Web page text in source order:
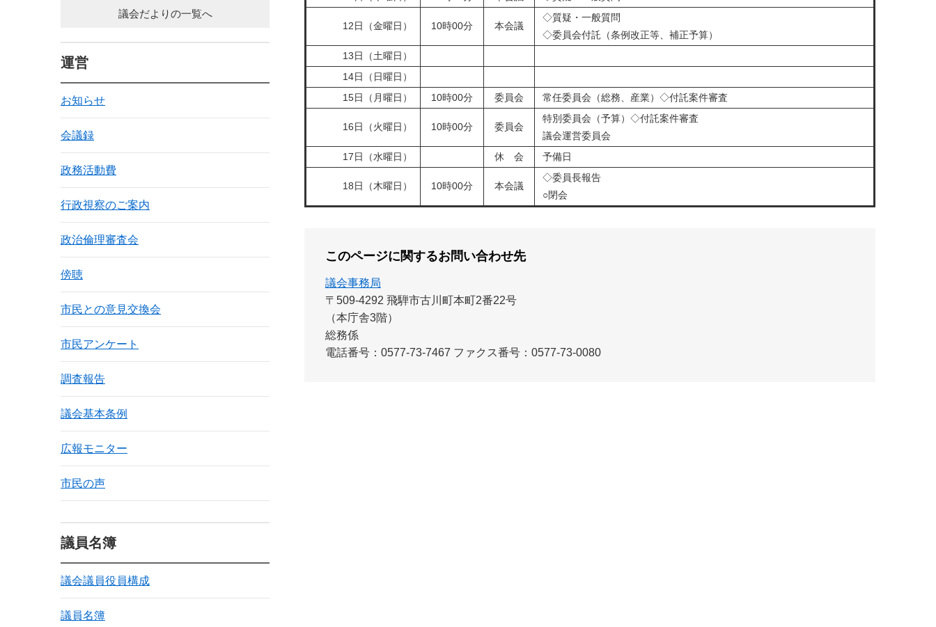
議会だよりの一覧へ
運営
お知らせ
会議録
政務活動費
行政視察のご案内
政治倫理審査会
傍聴
市民との意見交換会
市民アンケート
調査報告
議会基本条例
広報モニター
市民の声
議員名簿
議会議員役員構成
議員名簿
12日（金曜日） 10時00分 本会議
◇質疑・一般質問
◇委員会付託（条例改正等、補正予算）
13日（土曜日）
14日（日曜日）
15日（月曜日）
10時00分 委員会 常任委員会（総務、産業）◇付託案件審査
16日（火曜日） 10時00分 委員会
特別委員会（予算）◇付託案件審査
議会運営委員会
17日（水曜日）
休 会 予備日
18日（木曜日） 10時00分 本会議
◇委員長報告
○閉会
このページに関するお問い合わせ先
議会事務局
〒509-4292 飛騨市古川町本町2番22号
（本庁舎3階）
総務係
電話番号：0577-73-7467 ファクス番号：0577-73-0080